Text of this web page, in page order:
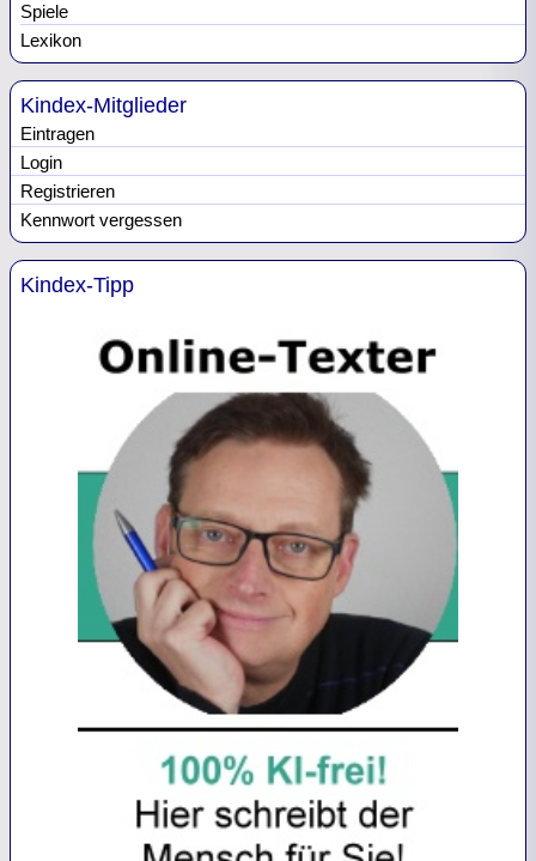
Spiele
Lexikon
Kindex-Mitglieder
Eintragen
Login
Registrieren
Kennwort vergessen
Kindex-Tipp